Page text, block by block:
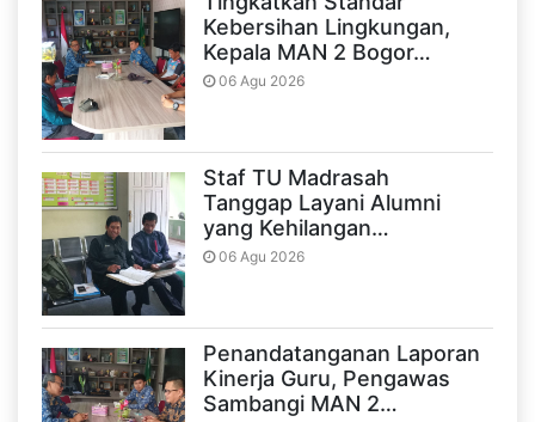
Kebersihan Lingkungan,
Kepala MAN 2 Bogor…
06 Agu 2026
Staf TU Madrasah
Tanggap Layani Alumni
yang Kehilangan…
06 Agu 2026
Penandatanganan Laporan
Kinerja Guru, Pengawas
Sambangi MAN 2…